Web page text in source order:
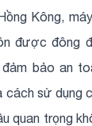
Kông, máy
được đông
bảo an
cách sử dụng
quan trọng